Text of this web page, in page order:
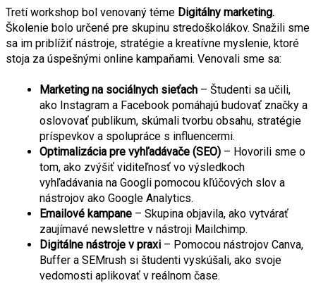
Tretí workshop bol venovaný téme
Školenie bolo určené pre skupinu stredoškolákov. Snažili sme
sa im priblížiť nástroje, stratégie a kreatívne myslenie, ktoré
stoja za úspešnými online kampaňami. Venovali sme sa:
Marketing na sociálnych sieťach – Študenti sa učili,
ako Instagram a Facebook pomáhajú budovať značky a
oslovovať publikum, skúmali tvorbu obsahu, stratégie
príspevkov a spolupráce s influencermi.
Optimalizácia pre vyhľadávače (SEO) – Hovorili sme o
tom, ako zvýšiť viditeľnosť vo výsledkoch
vyhľadávania na Googli pomocou kľúčových slov a
nástrojov ako Google Analytics.
Emailové kampane – Skupina objavila, ako vytvárať
zaujímavé newslettre v nástroji Mailchimp.
Digitálne nástroje v praxi – Pomocou nástrojov Canva,
Buffer a SEMrush si študenti vyskúšali, ako svoje
vedomosti aplikovať v reálnom čase.